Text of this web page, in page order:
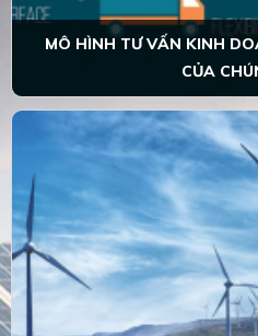
MÔ HÌNH TƯ VẤN KINH
CỦA